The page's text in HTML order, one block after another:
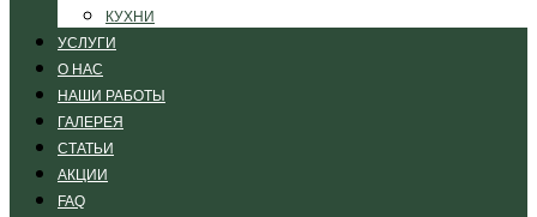
КУХНИ
УСЛУГИ
О НАС
НАШИ РАБОТЫ
ГАЛЕРЕЯ
СТАТЬИ
АКЦИИ
FAQ